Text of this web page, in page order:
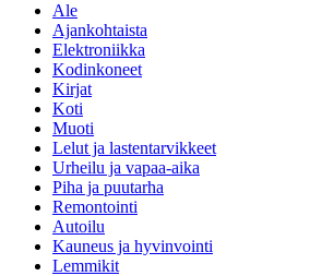
Ale
Ajankohtaista
Elektroniikka
Kodinkoneet
Kirjat
Koti
Muoti
Lelut ja lastentarvikkeet
Urheilu ja vapaa-aika
Piha ja puutarha
Remontointi
Autoilu
Kauneus ja hyvinvointi
Lemmikit